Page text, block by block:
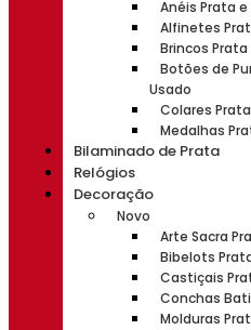
Anéis Prata e
Alfinetes
Brincos
Botões de
Usado
Colares
Medalhas
Bilaminado de Prata
Relógios
Decoração
Novo
Arte Sacra
Bibelots
Castiçais
Conchas
Molduras